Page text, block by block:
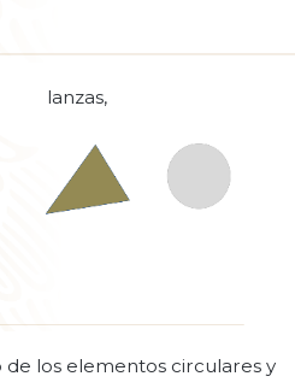
lanzas,
de los elementos circulares y